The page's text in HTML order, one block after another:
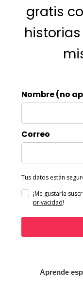
gratis
Nombre (no
Correo
Tus datos están
¡Me gustaría
privacidad!
Aprende